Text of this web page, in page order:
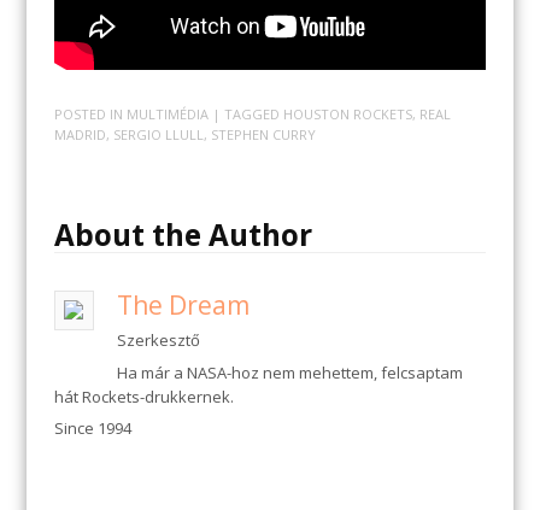
POSTED IN MULTIMÉDIA | TAGGED HOUSTON ROCKETS, REAL
MADRID, SERGIO LLULL, STEPHEN CURRY
About the Author
The Dream
Szerkesztő
Ha már a NASA-hoz nem mehettem, felcsaptam
hát Rockets-drukkernek.
Since 1994